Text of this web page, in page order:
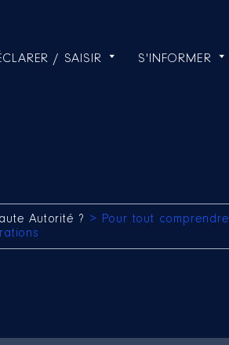
/ SAISIR S'INFORMER
Autorité ? > Pour tout comprendre